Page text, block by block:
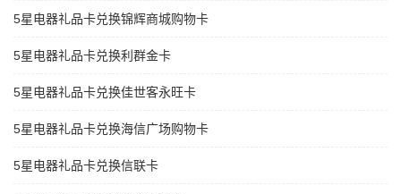
5星电器礼品卡兑换锦辉商城购物卡
5星电器礼品卡兑换利群金卡
5星电器礼品卡兑换佳世客永旺卡
5星电器礼品卡兑换海信广场购物卡
5星电器礼品卡兑换信联卡